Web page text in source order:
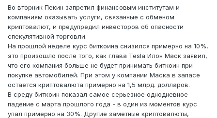
Во вторник Пекин запретил финансовым институтам и
компаниям оказывать услуги, связанные с обменом
криптовалют, и предупредил инвесторов об опасности
спекулятивной торговли.
На прошлой неделе курс биткоина снизился примерно на 10%,
это произошло после того, как глава Tesla Илон Маск заявил,
что его компания больше не будет принимать биткоин при
покупке автомобилей. При этом у компании Маска в запасе
остается криптовалюта примерно на 1,5 млрд. долларов.
В среду биткоин показал самое серьезное однодневное
падение с марта прошлого года - в один из моментов курс
упал примерно на 30%. Другие заметные криптовалюты,